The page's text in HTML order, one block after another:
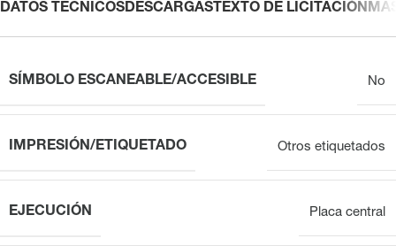
DATOS TÉCNICOSDESCARGASTEXTO DE LICITACIÓN
SÍMBOLO ESCANEABLE/ACCESIBLE No
IMPRESIÓN/ETIQUETADO Otros etiquetados
EJECUCIÓN Placa central